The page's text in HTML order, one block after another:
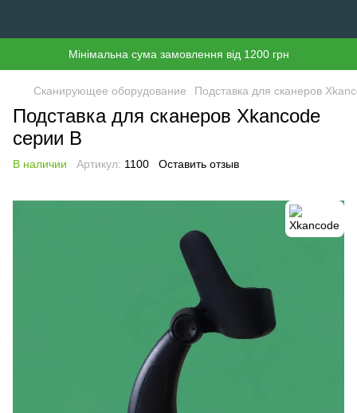
Мінімальна сума замовлення від 1200 грн
Сканирующее оборудование Подставка для сканеров
Подставка для сканеров Xkancode
серии B
В наличии Артикул: 1100 Оставить отзыв